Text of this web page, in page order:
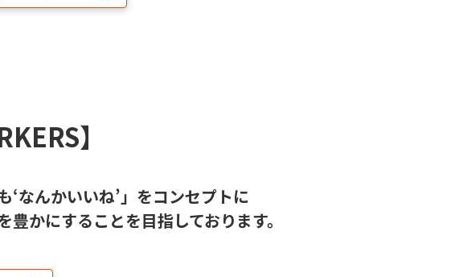
】
なんかいいね’」をコンセプトに
かにすることを目指しております。